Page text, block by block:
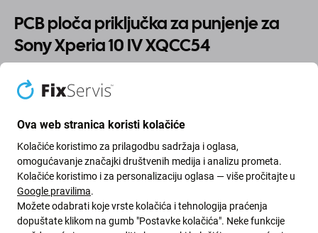
PCB ploča priključka za punjenje za
Sony Xperia 10 IV XQCC54
Ako se vaš uređaj Sony Xperia 10 IV XQCC54 prestao
puniti
ponovno radio.
Kvaliteta rezervnih dijelova
Kvaliteta: Aftermarket
Aftermarket proizveden je prema istim standardima,
specifikacijama i materijalima kao i original. Ovo je kopija
Ova web stranica koristi kolačiće
Kolačiće koristimo za prilagodbu sadržaja i oglasa,
omogućavanje značajki društvenih medija i analizu prometa.
Kolačiće koristimo i za personalizaciju oglasa — više pročitajte u
Google pravilima.
Možete odabrati koje vrste kolačića i tehnologija praćenja
dopuštate klikom na gumb "Postavke kolačića". Neke funkcije